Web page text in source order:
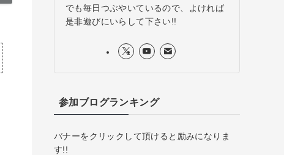
でも毎日つぶやいているので、よければ
是非遊びにいらして下さい!!
参加ブログランキング
バナーをクリックして頂けると励みになりま
す!!